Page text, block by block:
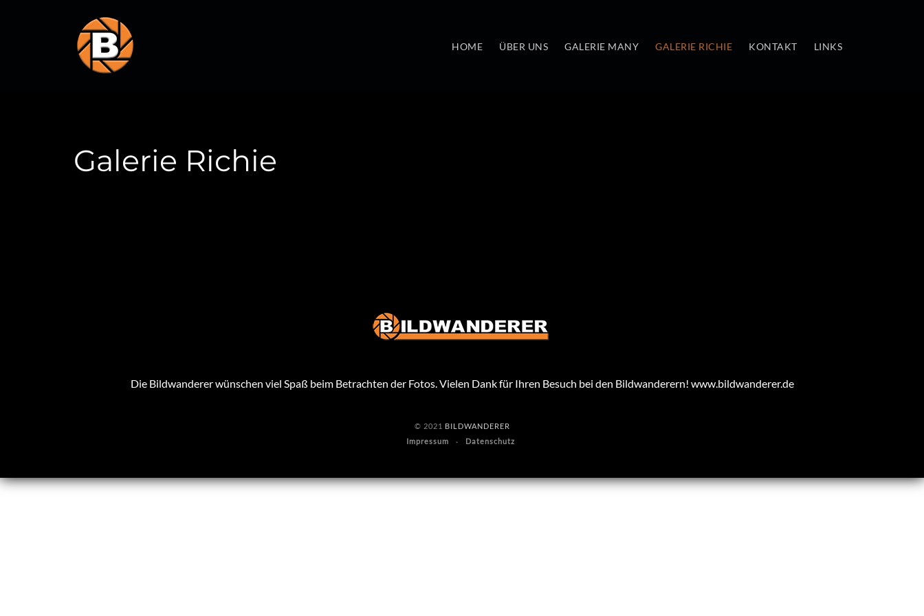
HOME ÜBER UNS GALERIE MANY GALERIE RICHIE KONTAKT LINKS
Galerie Richie
Die Bildwanderer wünschen viel Spaß beim Betrachten der Fotos. Vielen Dank für Ihren Besuch bei den Bildwanderern! www.bildwanderer.de
© 2021 BILDWANDERER
Impressum
Datenschutz